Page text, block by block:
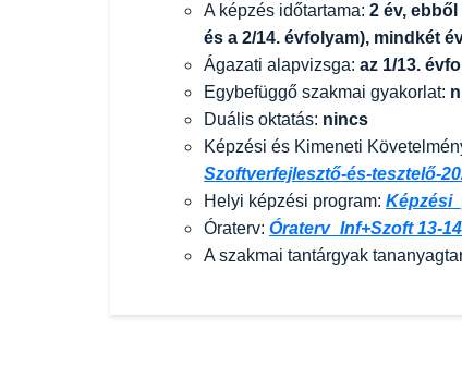
A képzés időtartama: 2 év,
és a 2/14. évfolyam), mindkét
Ágazati alapvizsga: az 1/13.
Egybefüggő szakmai gyakorlat:
Duális oktatás: nincs
Képzési és Kimeneti
Szoftverfejlesztő-és-tesztelő-
Helyi képzési program:
Óraterv: Óraterv_Inf+Szoft 13-
A szakmai tantárgyak